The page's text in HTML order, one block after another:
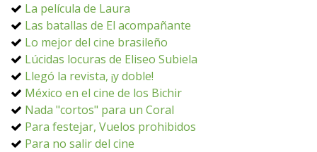
La película de Laura
Las batallas de El acompañante
Lo mejor del cine brasileño
Lúcidas locuras de Eliseo Subiela
Llegó la revista, ¡y doble!
México en el cine de los Bichir
Nada "cortos" para un Coral
Para festejar, Vuelos prohibidos
Para no salir del cine